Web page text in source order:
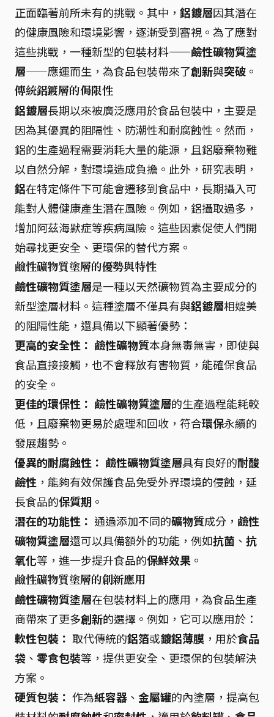
正面臨著前所未有的挑戰。其中， 鋁鍍層因其潛在
的健康風險和環境影響，逐漸受到審視。為了應對
這些挑戰，一種新型的包裝材料——鹼性礦物質塗
層——應運而生，為食品包裝帶來了創新與突破 。
傳統鋁鍍層的侷限性
鋁鍍層長期以來被廣泛應用於食品包裝中，主要是
因為其優異的阻隔性、防潮性和耐腐蝕性。然而，
鋁的生產過程需要消耗大量的能源，且鋁廢棄物難
以自然分解，對環境造成負擔。此外，研究表明，
鋁在特定條件下可能會遷移到食品中，長期攝入可
能對人體健康產生潛在風險。例如，鋁攝取過多，
增加阿茲海默症等疾病風險。這些因素促使人們開
始尋找更安全、更環保的替代方案。
鹼性礦物質塗層的優勢與特性
鹼性礦物質塗層是一種以天然礦物質為主要成分的
新型塗層材料。這種塗層不僅具有與鋁鍍層相媲美
的阻隔性能，還具備以下顯著優勢：
更高的安全性： 鹼性礦物質本身無毒無害，即使與
食品直接接觸，也不會釋放有害物質，能確保食品
的安全。
更佳的環保性： 鹼性礦物質塗層的生產過程能耗較
低，且廢棄物更易於處理和回收，符合環保永續的
發展趨勢。
優異的耐腐蝕性： 鹼性礦物質塗層具有良好的耐酸
鹼性 ，能夠有效保護食品免受外界環境的侵蝕，延
長食品的保質期 。
潛在的功能性： 通過添加不同的礦物質成分， 鹼性
礦物質塗層還可以具備額外的功能，例如抗菌 、 抗
氧化等，進一步提升食品的保鮮效果 。
鹼性礦物質塗層的創新應用
鹼性礦物質塗層在包裝材料上的應用，為食品生產
商帶來了更多創新的選擇。例如，它可以應用於：
軟性包裝： 取代傳統的鋁箔或鍍鋁薄膜 ，用於食品
袋 、 零食包裝等，提供更安全、更環保的包裝解決
方案。
硬質包裝： 作為紙容器 、 金屬罐的內塗層，提高包